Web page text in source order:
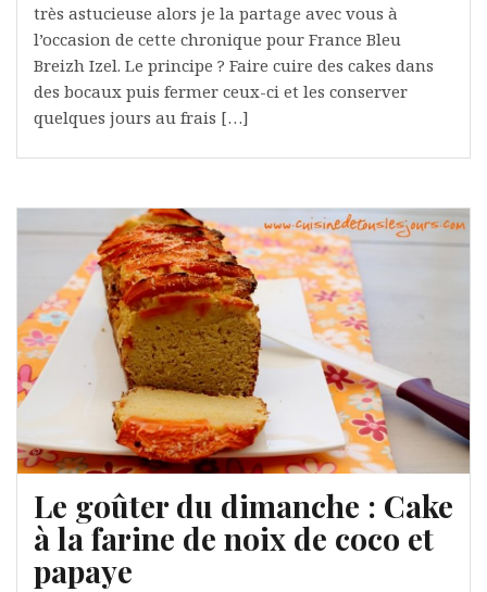
très astucieuse alors je la partage avec vous à
l’occasion de cette chronique pour France Bleu
Breizh Izel. Le principe ? Faire cuire des cakes dans
des bocaux puis fermer ceux-ci et les conserver
quelques jours au frais […]
Le goûter du dimanche : Cake
à la farine de noix de coco et
papaye